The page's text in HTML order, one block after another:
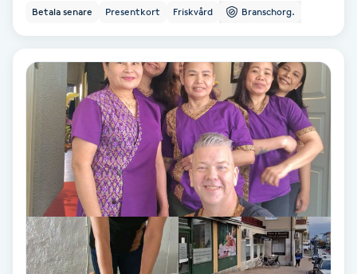
Osteopati
Paraffinbehandling
Pedikyr
Pensionärklippning
Permanent
Betala senare Presentkort Friskvård Branschorg.